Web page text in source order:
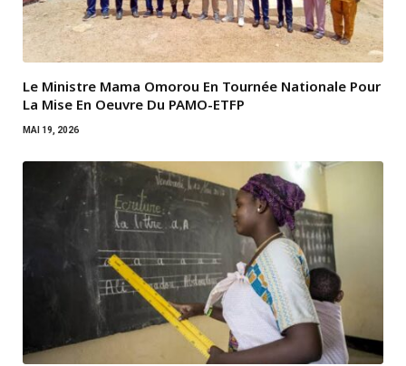
Le Ministre Mama Omorou En Tournée Nationale Pour
La Mise En Oeuvre Du PAMO-ETFP
MAI 19, 2026